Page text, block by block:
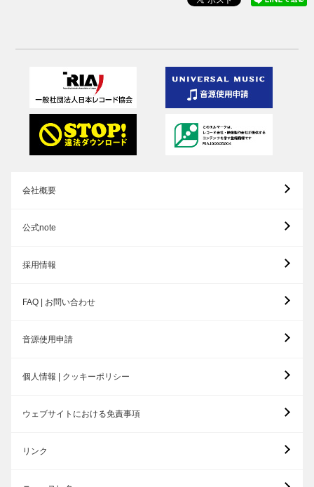
会社概要
公式note
採用情報
FAQ | お問い合わせ
音源使用申請
個人情報 | クッキーポリシー
ウェブサイトにおける免責事項
リンク